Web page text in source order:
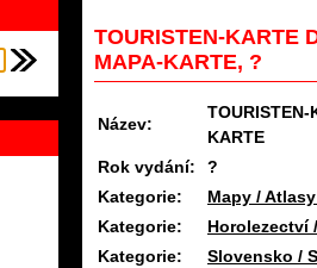
TOURISTEN-KARTE
MAPA-KARTE, ?
Název:
TOURISTEN-
KARTE
Rok vydání:
?
Kategorie:
Mapy /
Kategorie:
Horolezectví
Kategorie:
Slovensko /